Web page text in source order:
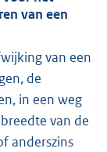
van een
van een
de
in een weg
van de
anderszins